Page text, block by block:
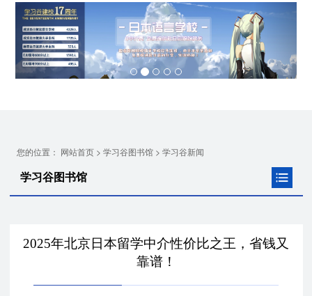
Previous Next
您的位置： 网站首页> 学习谷图书馆> 学习谷新闻
学习谷图书馆
2025年北京日本留学中介性价比之王，省钱又
靠谱！